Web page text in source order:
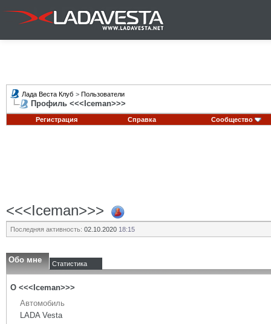
Лада Веста Клуб > Пользователи
Профиль <<<Iceman>>>
Регистрация Справка Сообщество
<<<Iceman>>>
Последняя активность: 02.10.2020 18:15
Обо мне Статистика
О <<<Iceman>>>
Автомобиль
LADA Vesta